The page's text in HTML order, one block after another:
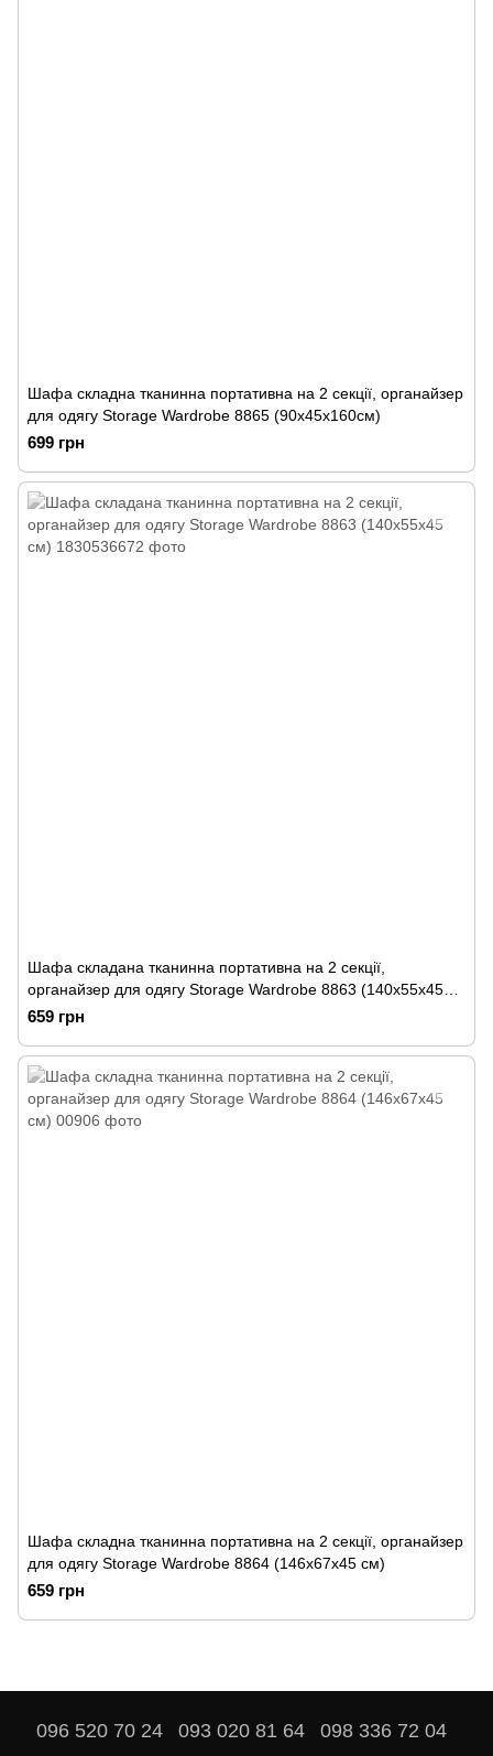
Шафа складна тканинна портативна на 2 секції, органайзер
для одягу Storage Wardrobe 8865 (90х45х160см)
699 грн
Шафа складана тканинна портативна на 2 секції,
органайзер для одягу Storage Wardrobe 8863 (140х55х45
см)
659 грн
Шафа складна тканинна портативна на 2 секції, органайзер
для одягу Storage Wardrobe 8864 (146х67х45 см)
659 грн
096 520 70 24 093 020 81 64 098 336 72 04